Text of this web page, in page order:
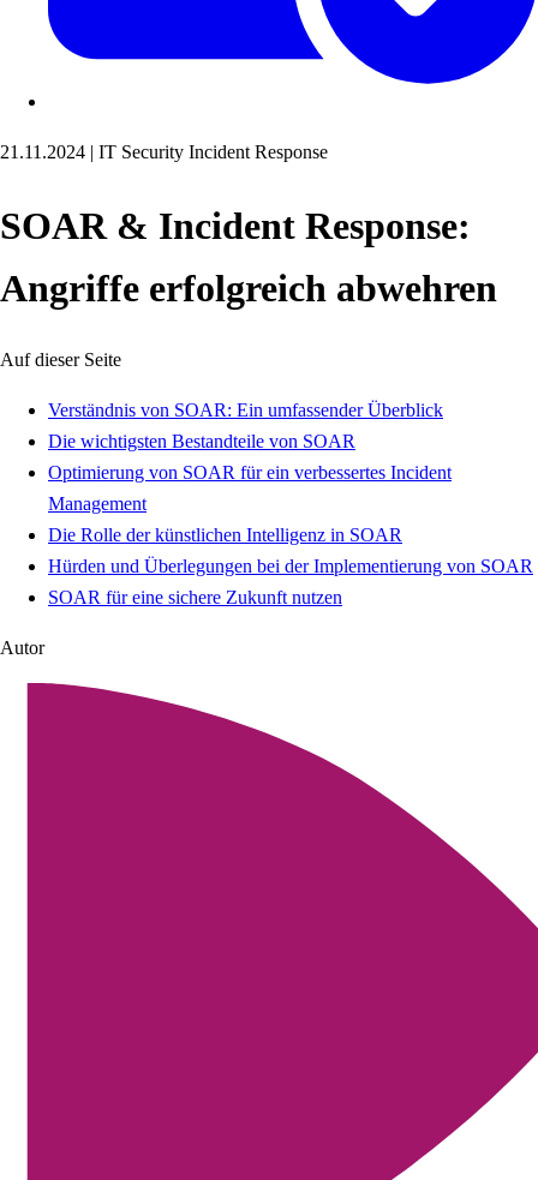
21.11.2024 | IT Security Incident Response
SOAR & Incident Response:
Angriffe erfolgreich abwehren
Auf dieser Seite
Verständnis von SOAR: Ein umfassender Überblick
Die wichtigsten Bestandteile von SOAR
Optimierung von SOAR für ein verbessertes Incident
Management
Die Rolle der künstlichen Intelligenz in SOAR
Hürden und Überlegungen bei der Implementierung von SOAR
SOAR für eine sichere Zukunft nutzen
Autor